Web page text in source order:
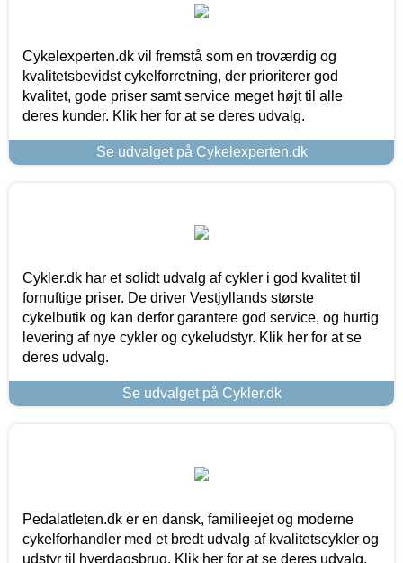
Cykelexperten.dk vil fremstå som en troværdig og
kvalitetsbevidst cykelforretning, der prioriterer god
kvalitet, gode priser samt service meget højt til alle
deres kunder. Klik her for at se deres udvalg.
Se udvalget på Cykelexperten.dk
Cykler.dk har et solidt udvalg af cykler i god kvalitet til
fornuftige priser. De driver Vestjyllands største
cykelbutik og kan derfor garantere god service, og hurtig
levering af nye cykler og cykeludstyr. Klik her for at se
deres udvalg.
Se udvalget på Cykler.dk
Pedalatleten.dk er en dansk, familieejet og moderne
cykelforhandler med et bredt udvalg af kvalitetscykler og
udstyr til hverdagsbrug. Klik her for at se deres udvalg.